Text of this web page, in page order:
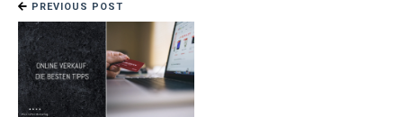
PREVIOUS POST